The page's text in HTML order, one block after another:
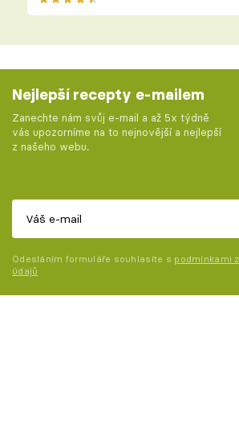
Nejlepší recepty e-mailem
Zanechte nám svůj e-mail a až 5x týdně
vás upozorníme na to nejnovější a nejlepší
z našeho webu.
Odesláním formuláře souhlasíte s podmínkami
údajů